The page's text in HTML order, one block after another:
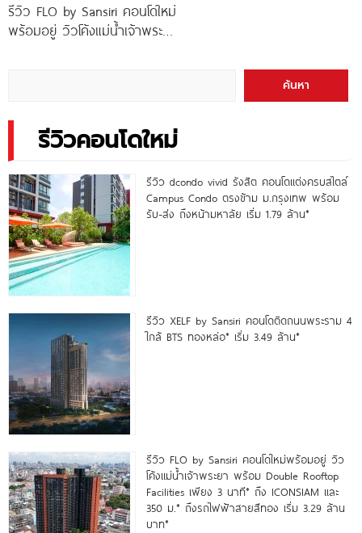
รีวิว FLO by Sansiri คอนโดใหม่
พร้อมอยู่ วิวโค้งแม่น้ำเจ้าพระยา
ค้นหา
รีวิวคอนโดใหม่
รีวิว dcondo vivid รังสิต คอนโดแต่งครบสไตล์
Campus Condo ตรงข้าม ม.กรุงเทพ พร้อม
รับ-ส่ง ถึงหน้ามหาลัย เริ่ม 1.79 ล้าน*
รีวิว XELF by Sansiri คอนโดติดถนนพระราม 4
ใกล้ BTS ทองหล่อ* เริ่ม 3.49 ล้าน*
รีวิว FLO by Sansiri คอนโดใหม่พร้อมอยู่ วิว
โค้งแม่น้ำเจ้าพระยา พร้อม Double Rooftop
Facilities เพียง 3 นาที* ถึง ICONSIAM และ
350 ม.* ถึงรถไฟฟ้าสายสีทอง เริ่ม 3.29 ล้าน
บาท*